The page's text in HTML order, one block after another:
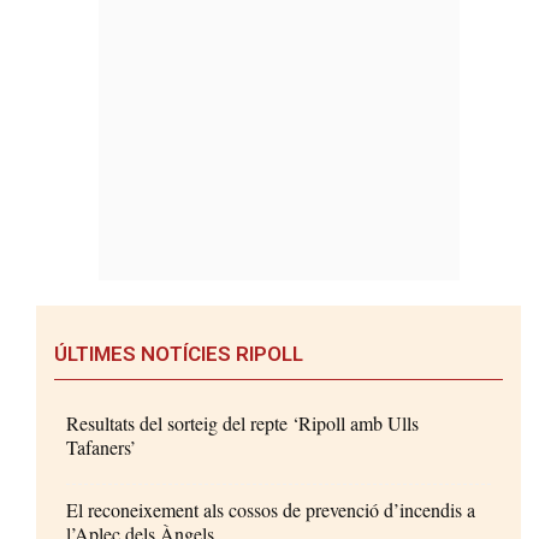
ÚLTIMES NOTÍCIES RIPOLL
Resultats del sorteig del repte ‘Ripoll amb Ulls
Tafaners’
El reconeixement als cossos de prevenció d’incendis a
l’Aplec dels Àngels